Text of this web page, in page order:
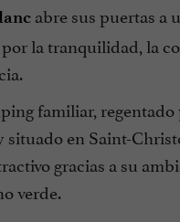
Inglés
de Crédito admitidas
de las tiendas de campaña
abre sus puertas a
la tranquilidad, la
familiar,
situado en Saint-
gracias a su
verde.